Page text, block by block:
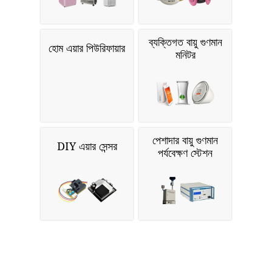
হোম এয়ার পিউরিফায়ার
ব্যক্তিগত বায়ু গুণমান
মনিটর
DIY এয়ার সেন্সর
পেশাদার বায়ু গুণমান
পর্যবেক্ষণ স্টেশন